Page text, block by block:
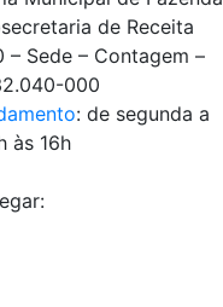
de Receita
Sede – Contagem –
000
: de segunda a
às 16h